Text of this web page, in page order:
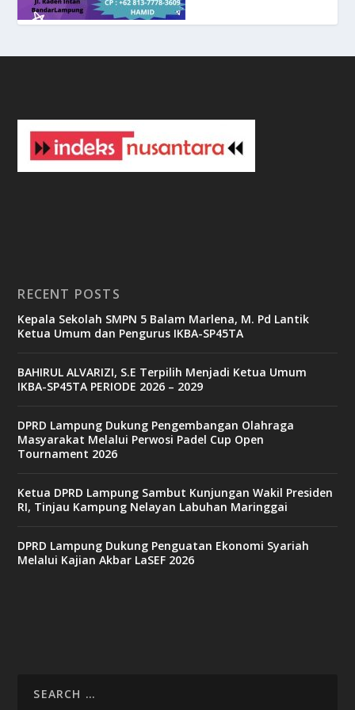
a
s
b
e
t
e
t
c
a
i
n
o
v
9
c
a
8
RECENT POSTS
Kepala Sekolah SMPN 5 Balam Marlena, M. Pd Lantik
Ketua Umum dan Pengurus IKBA-SP45TA
BAHIRUL ALVARIZI, S.E Terpilih Menjadi Ketua Umum
IKBA-SP45TA PERIODE 2026 – 2029
DPRD Lampung Dukung Pengembangan Olahraga
Masyarakat Melalui Perwosi Padel Cup Open
Tournament 2026
Ketua DPRD Lampung Sambut Kunjungan Wakil Presiden
RI, Tinjau Kampung Nelayan Labuhan Maringgai
DPRD Lampung Dukung Penguatan Ekonomi Syariah
Melalui Kajian Akbar LaSEF 2026